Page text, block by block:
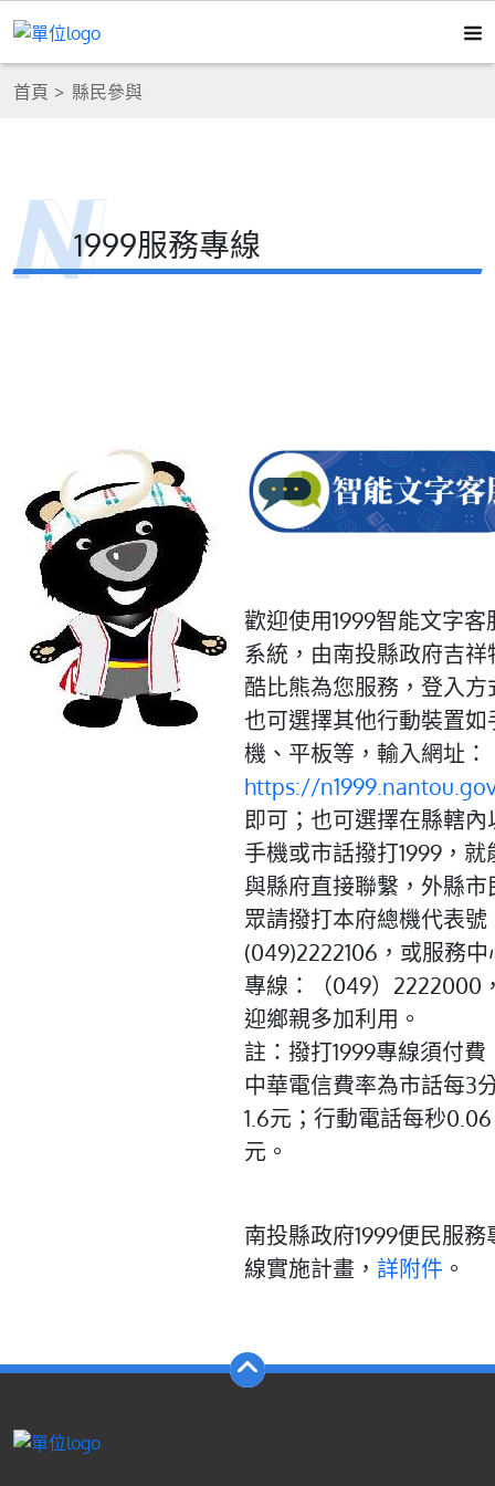
首頁 縣民參與
1999服務專線
歡迎使用1999智能文字客
系統，由南投縣政府吉祥
酷比熊為您服務，登入方
也可選擇其他行動裝置如
機、平板等，輸入網址：
https://
即可；也可選擇在縣轄內
手機或市話撥打1999，就
與縣府直接聯繫，外縣市
眾請撥打本府總機代表號
(049)2222106，或服務中
專線：（049）2222000
迎鄉親多加利用。
註：撥打1999專線須付費
中華電信費率為市話每3
1.6元；行動電話每秒0.06
元。
南投縣政府1999便民服務
線實施計畫， 詳附件 。